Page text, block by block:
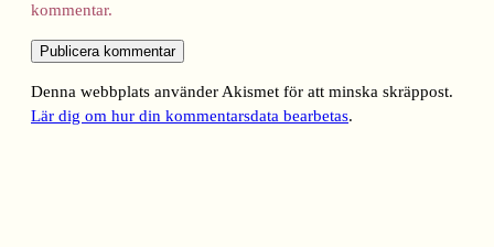
kommentar.
Denna webbplats använder Akismet för att minska skräppost.
Lär dig om hur din kommentarsdata bearbetas.